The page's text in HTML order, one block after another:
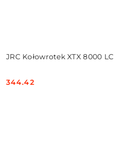
JRC Kołowrotek XTX 8000 LC
Cena:
344.42